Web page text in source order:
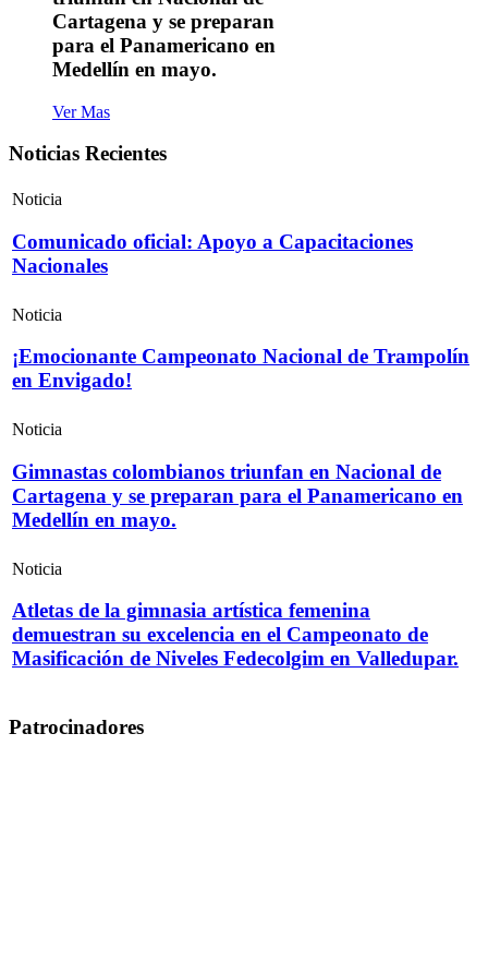
Cartagena y se preparan
para el Panamericano en
Medellín en mayo.
Ver Mas
Noticias Recientes
Noticia
Comunicado oficial: Apoyo a Capacitaciones
Nacionales
Noticia
¡Emocionante Campeonato Nacional de Trampolín
en Envigado!
Noticia
Gimnastas colombianos triunfan en Nacional de
Cartagena y se preparan para el Panamericano en
Medellín en mayo.
Noticia
Atletas de la gimnasia artística femenina
demuestran su excelencia en el Campeonato de
Masificación de Niveles Fedecolgim en Valledupar.
Patrocinadores